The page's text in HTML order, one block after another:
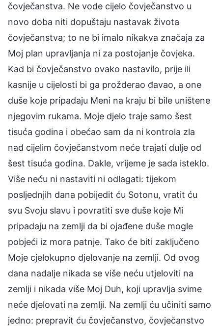
čovječanstva. Ne vode cijelo čovječanstvo u
novo doba niti dopuštaju nastavak života
čovječanstva; to ne bi imalo nikakva značaja za
Moj plan upravljanja ni za postojanje čovjeka.
Kad bi čovječanstvo ovako nastavilo, prije ili
kasnije u cijelosti bi ga prožderao đavao, a one
duše koje pripadaju Meni na kraju bi bile uništene
njegovim rukama. Moje djelo traje samo šest
tisuća godina i obećao sam da ni kontrola zla
nad cijelim čovječanstvom neće trajati dulje od
šest tisuća godina. Dakle, vrijeme je sada isteklo.
Više neću ni nastaviti ni odlagati: tijekom
posljednjih dana pobijedit ću Sotonu, vratit ću
svu Svoju slavu i povratiti sve duše koje Mi
pripadaju na zemlji da bi ojađene duše mogle
pobjeći iz mora patnje. Tako će biti zaključeno
Moje cjelokupno djelovanje na zemlji. Od ovog
dana nadalje nikada se više neću utjeloviti na
zemlji i nikada više Moj Duh, koji upravlja svime
neće djelovati na zemlji. Na zemlji ću učiniti samo
jedno: prepravit ću čovječanstvo, čovječanstvo